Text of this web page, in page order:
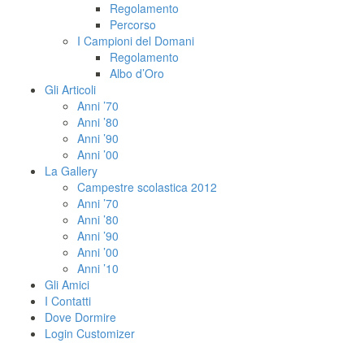
Regolamento
Percorso
I Campioni del Domani
Regolamento
Albo d’Oro
Gli Articoli
Anni ’70
Anni ’80
Anni ’90
Anni ’00
La Gallery
Campestre scolastica 2012
Anni ’70
Anni ’80
Anni ’90
Anni ’00
Anni ’10
Gli Amici
I Contatti
Dove Dormire
Login Customizer